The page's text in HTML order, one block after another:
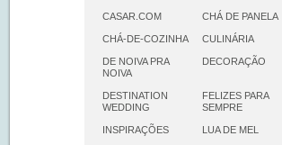
CASAR.COM CHÁ DE PANELA
CHÁ-DE-COZINHA CULINÁRIA
DE NOIVA PRA
NOIVA
DECORAÇÃO
DESTINATION
WEDDING
FELIZES PARA
SEMPRE
INSPIRAÇÕES LUA DE MEL